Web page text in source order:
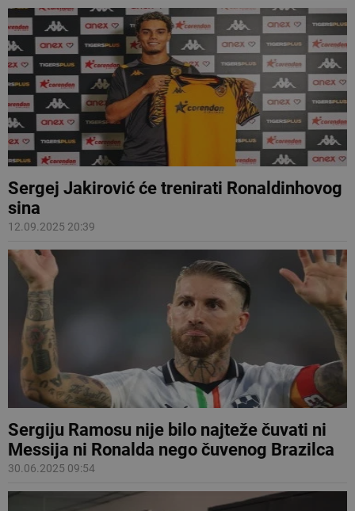
Sergej Jakirović će trenirati Ronaldinhovog
sina
12.09.2025 20:39
Sergiju Ramosu nije bilo najteže čuvati ni
Messija ni Ronalda nego čuvenog Brazilca
30.06.2025 09:54